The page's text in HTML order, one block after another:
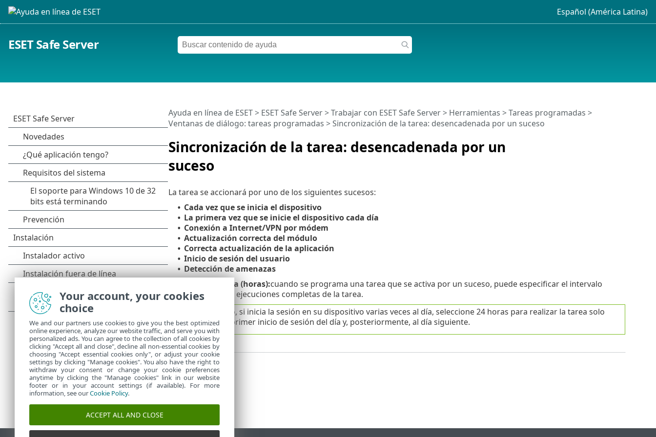
Español (América Latina)
ESET Safe Server
Sincronización de la tarea: desencadenada por un
suceso
Ayuda en línea de ESET> ESET Safe Server>Trabajar con ESET Safe Server> Herramientas >Tareas programadas >
Ventanas de diálogo: tareas programadas > Sincronización de la tarea: desencadenada por un suceso
La tarea se accionará por uno de los siguientes sucesos:
• Cada vez que se inicia el dispositivo
• La primera vez que se inicie el dispositivo cada día
• Conexión a Internet/VPN por módem
• Actualización correcta del módulo
• Correcta actualización de la aplicación
• Inicio de sesión del usuario
• Detección de amenazas
Intervalo de tarea (horas):cuando se programa una tarea que se activa por un suceso, puede especificar el intervalo
mínimo entre dos ejecuciones completas de la tarea.
Por ejemplo, si inicia la sesión en su dispositivo varias veces al día, seleccione 24 horas para realizar la tarea solo
durante el primer inicio de sesión del día y, posteriormente, al día siguiente.
Your account, your cookies
choice
We and our partners use cookies to give you the best optimized
online experience, analyze our website traffic, and serve you with
personalized ads. You can agree to the collection of all cookies by
clicking "Accept all and close", decline all non-essential cookies by
choosing "Accept essential cookies only", or adjust your cookie
settings by clicking "Manage cookies". You also have the right to
withdraw your consent or change your cookie preferences
anytime by clicking the "Manage cookies" link in our website
footer or in your account settings (if available). For more
information, see ourCookie Policy.
ACCEPT ALL AND CLOSE